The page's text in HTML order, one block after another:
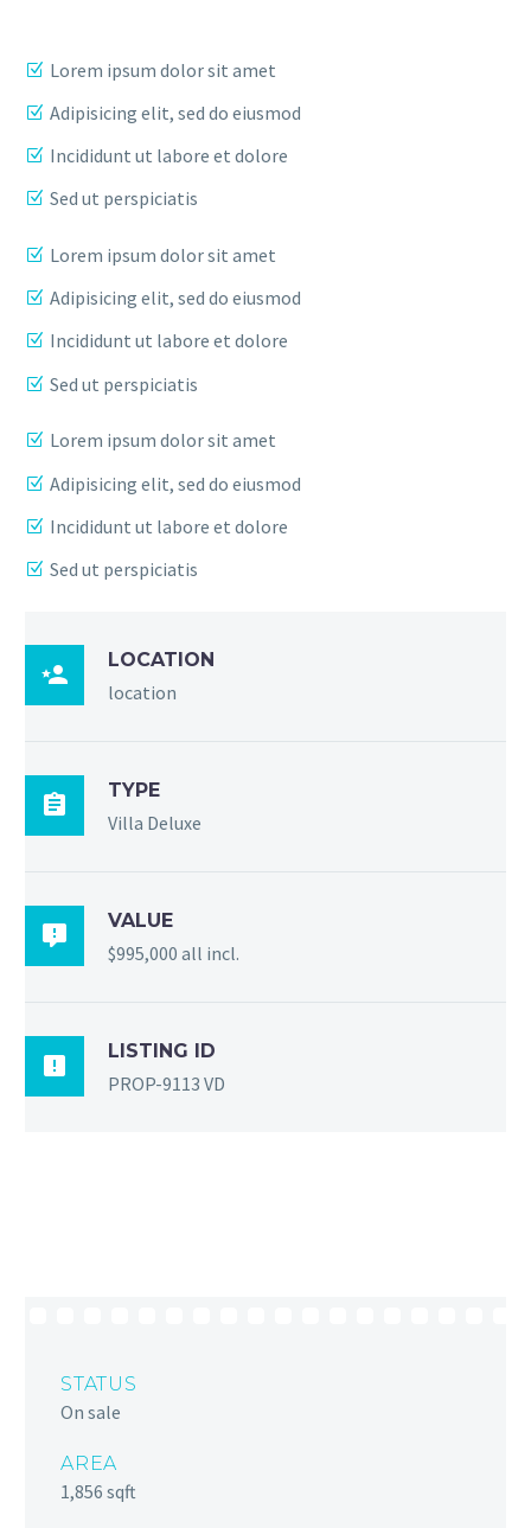
Lorem ipsum dolor sit amet
Adipisicing elit, sed do eiusmod
Incididunt ut labore et dolore
Sed ut perspiciatis
Lorem ipsum dolor sit amet
Adipisicing elit, sed do eiusmod
Incididunt ut labore et dolore
Sed ut perspiciatis
Lorem ipsum dolor sit amet
Adipisicing elit, sed do eiusmod
Incididunt ut labore et dolore
Sed ut perspiciatis

LOCATION
location

TYPE
Villa Deluxe

VALUE
$995,000 all incl.

LISTING ID
PROP-9113 VD
STATUS
On sale
AREA
1,856 sqft